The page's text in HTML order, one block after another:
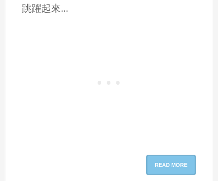
跳躍起來...
READ MORE